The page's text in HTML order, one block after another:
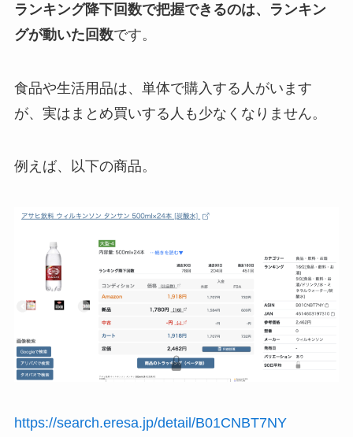
ランキング降下回数で把握できるのは、ランキン
グが動いた回数です。
食品や生活用品は、単体で購入する人がいます
が、実はまとめ買いする人も少なくなりません。
例えば、以下の商品。
https://search.eresa.jp/detail/B01CNBT7NY